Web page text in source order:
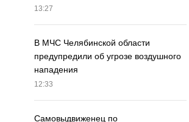
13:27
В МЧС Челябинской области
предупредили об угрозе воздушного
нападения
12:33
Самовыдвиженец по